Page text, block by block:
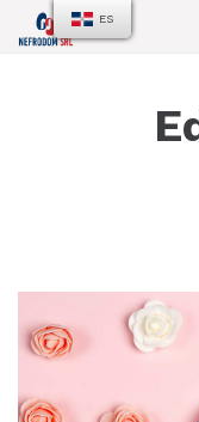
ES